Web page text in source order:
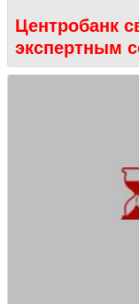
Центробанк
экспертным